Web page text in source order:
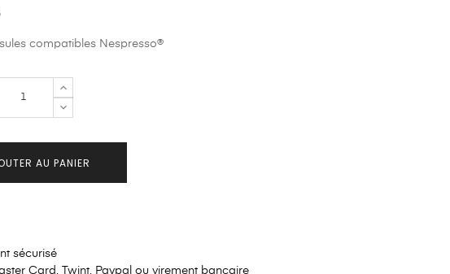
compatibles Nespresso®
AU PANIER
sécurisé
Card, Twint, Paypal ou virement bancaire